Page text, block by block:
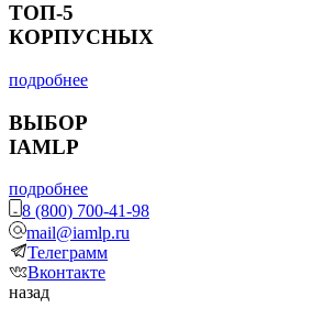
ТОП-5
КОРПУСНЫХ
подробнее
ВЫБОР
IAMLP
подробнее
8 (800) 700-41-98
mail@iamlp.ru
Телеграмм
Вконтакте
назад